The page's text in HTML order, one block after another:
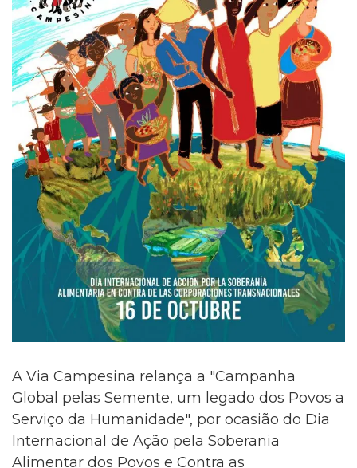
A Via Campesina relança a "Campanha
Global pelas Semente, um legado dos Povos a
Serviço da Humanidade", por ocasião do Dia
Internacional de Ação pela Soberania
Alimentar dos Povos e Contra as